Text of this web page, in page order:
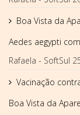
Boa Vista da
Aedes aegypti
Rafaela - SoftSul
Vacinação
Boa Vista da